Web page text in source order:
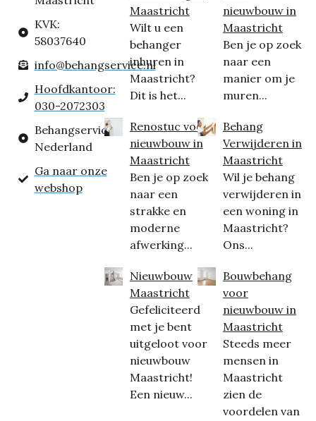
KVK:
58037640
info@behangservice.nl
Hoofdkantoor:
030-2072303
Behangservice
Nederland
Ga naar onze
webshop
Maastricht
Wilt u een
behanger
inhuren in
Maastricht?
Dit is het...
Renostuc voor
nieuwbouw in
Maastricht
Ben je op zoek
naar een
strakke en
moderne
afwerking...
Nieuwbouw
Maastricht
Gefeliciteerd
met je bent
uitgeloot voor
nieuwbouw
Maastricht!
Een nieuw...
nieuwbouw in
Maastricht
Ben je op zoek
naar een
manier om je
muren...
Behang
Verwijderen in
Maastricht
Wil je behang
verwijderen in
een woning in
Maastricht?
Ons...
Bouwbehang
voor
nieuwbouw in
Maastricht
Steeds meer
mensen in
Maastricht
zien de
voordelen van